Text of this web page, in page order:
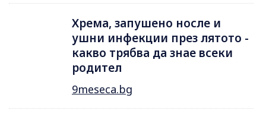
Хрема, запушено носле и
ушни инфекции през лятотo -
какво трябва да знае всеки
родител
9meseca.bg